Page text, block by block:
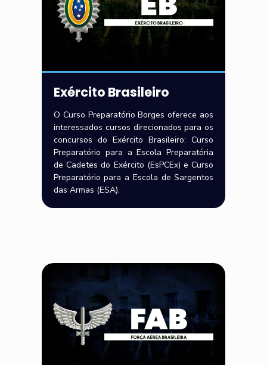
Exército Brasileiro
O Curso Preparatório Borges oferece aos
interessados cursos direcionados para os
concursos do Exército Brasileiro: Curso
Preparatório para a Escola Preparatória
de Cadetes do Exército (EsPCEx) e Curso
Preparatório para a Escola de Sargentos
das Armas (ESA).